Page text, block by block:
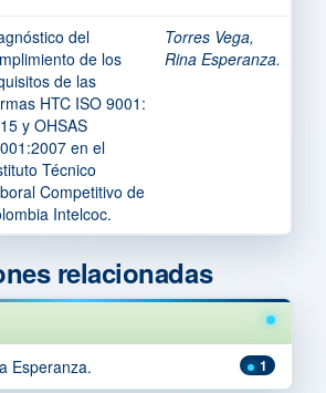
del
de los
de las
HTC ISO 9001:
y OHSAS
en el
Técnico
Competitivo de
Intelcoc.
Torres Vega,
Rina Esperanza.
relacionadas
1
Esperanza.